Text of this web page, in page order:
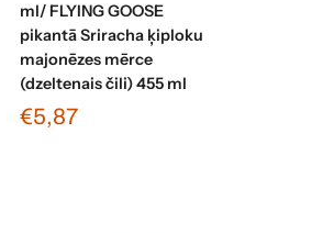
ml/ FLYING GOOSE
pikantā Sriracha ķiploku
majonēzes mērce
(dzeltenais čili) 455 ml
€5,87